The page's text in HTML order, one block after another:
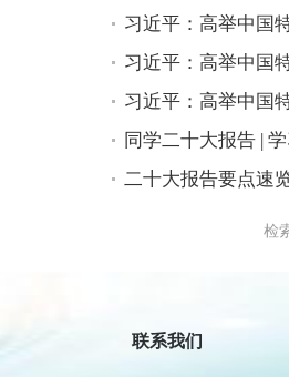
习近平：高举中国
习近平：高举中国
习近平：高举中国
同学二十大报告 |
二十大报告要点速
检
联系我们